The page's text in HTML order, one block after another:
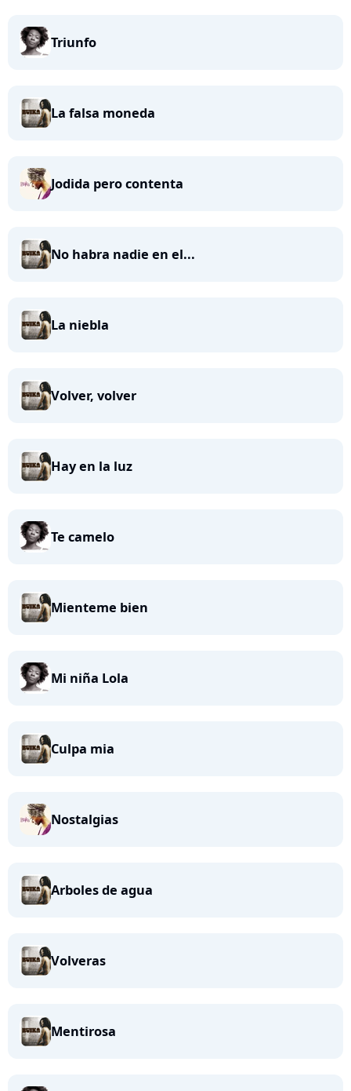
Triunfo
La falsa moneda
Jodida pero contenta
No habra nadie en el...
La niebla
Volver, volver
Hay en la luz
Te camelo
Mienteme bien
Mi niña Lola
Culpa mia
Nostalgias
Arboles de agua
Volveras
Mentirosa